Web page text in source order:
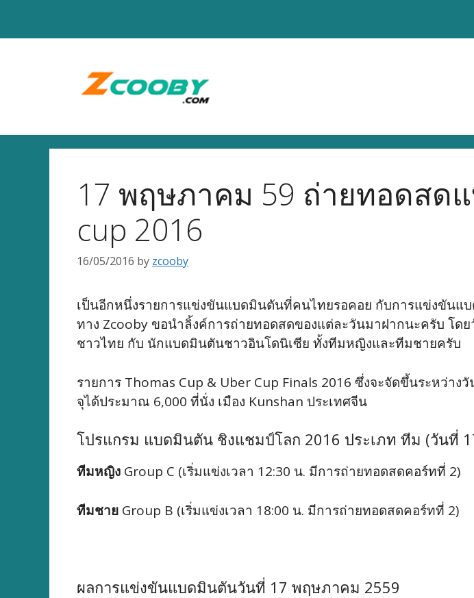
17 พฤษภาคม 59 ถ่ายทอดสด
cup 2016
16/05/2016 by zcooby
เป็นอีกหนึ่งรายการแข่งขันแบดมินตันที่คนไทยรอคอย กับการแข่งขันแ
ทาง Zcooby ขอนำลิ้งค์การถ่ายทอดสดของแต่ละวันมาฝากนะครับ โ
ชาวไทย กับ นักแบดมินตันชาวอินโดนิเซีย ทั้งทีมหญิงและทีมชายครับ
รายการ Thomas Cup & Uber Cup Finals 2016 ซึ่งจะจัดขึ้นระหว่า
จุได้ประมาณ 6,000 ที่นั่ง เมือง Kunshan ประเทศจีน
โปรแกรม แบดมินตัน ชิงแชมป์โลก 2016 ประเภท ทีม (วันที่
ทีมหญิง Group C (เริ่มแข่งเวลา 12:30 น. มีการถ่ายทอดสดคอร์ทที่ 2)
ทีมชาย Group B (เริ่มแข่งเวลา 18:00 น. มีการถ่ายทอดสดคอร์ทที่ 2)
ผลการแข่งขันแบดมินตันวันที่ 17 พฤษภาคม 2559